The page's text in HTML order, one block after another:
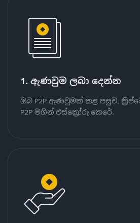
1. ඇණවුම ලබා දෙන්න
ඔබ P2P ඇණවුමක් කළ පසුව,
P2P මගින් එස්ක්‍රෝරු කෙරේ.